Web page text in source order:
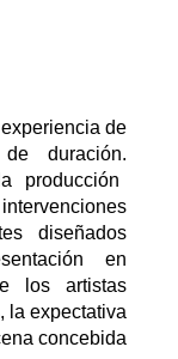
de
duración.
producción
diseñados
en
los artistas
la expectativa
concebida